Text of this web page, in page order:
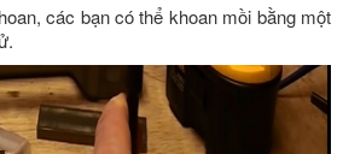
các bạn có thể khoan mồi bằng một